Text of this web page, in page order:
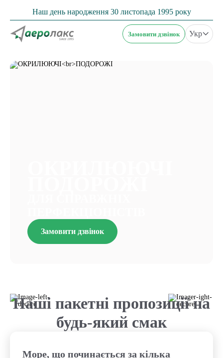
Наш день народження 30 листопада 1995 року
Замовити дзвінок Укр
Замовити дзвінок
Наші пакетні пропозиції на
будь-який смак
Туреччина, Бодрум
Море, що починається за кілька